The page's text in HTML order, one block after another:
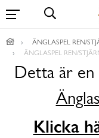
ÄNGLASPEL REN/
ÄNGLASPEL REN/
Detta är
Klicka